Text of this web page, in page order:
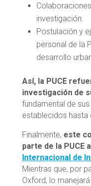
investigación.
Postulación y
personal de la
desarrollo
Así, la PUCE
investigación de
fundamental de sus
establecidos hasta
Finalmente, este
parte de la PUCE
Internacional de
Mientras que, por
Oxford, lo